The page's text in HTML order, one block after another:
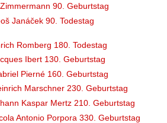
90. Geburtstag
Janáček 90. Todestag
Romberg 180. Todestag
Ibert 130. Geburtstag
Pierné 160. Geburtstag
Marschner 230. Geburtstag
Kaspar Mertz 210. Geburtstag
Antonio Porpora 330. Geburtstag